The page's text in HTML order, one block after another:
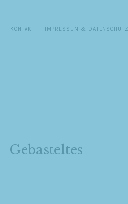
KONTAKT IMPRESSUM & DATENSCHUTZ
Gebasteltes